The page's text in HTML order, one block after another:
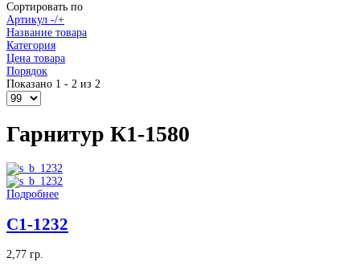
Сортировать по
Артикул -/+
Название товара
Категория
Цена товара
Порядок
Показано 1 - 2 из 2
Гарнитур К1-1580
Подробнее
С1-1232
2,77 гр.